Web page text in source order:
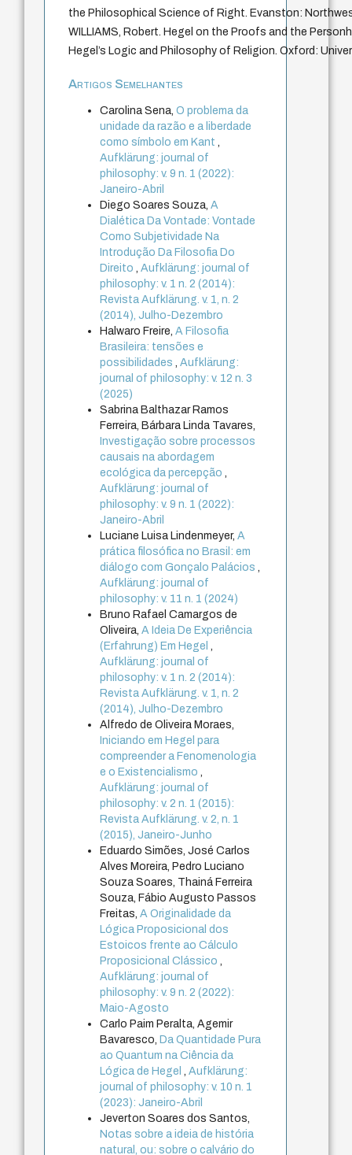
the Philosophical Science of Right. Evanston:
WILLIAMS, Robert. Hegel on the Proofs and the
Hegel’s Logic and Philosophy of Religion. Oxford:
Artigos Semelhantes
Carolina Sena,O problema da
unidade da razão e a liberdade
como símbolo em Kant,
Aufklärung: journal of
philosophy: v. 9 n. 1 (2022):
Janeiro-Abril
Diego Soares Souza,A
Dialética Da Vontade: Vontade
Como Subjetividade Na
Introdução Da Filosofia Do
Direito,Aufklärung: journal of
philosophy: v. 1 n. 2 (2014):
Revista Aufklärung. v. 1, n. 2
(2014), Julho-Dezembro
Halwaro Freire,A Filosofia
Brasileira: tensões e
possibilidades,Aufklärung:
journal of philosophy: v. 12 n. 3
(2025)
Sabrina Balthazar Ramos
Ferreira, Bárbara Linda Tavares,
Investigação sobre processos
causais na abordagem
ecológica da percepção,
Aufklärung: journal of
philosophy: v. 9 n. 1 (2022):
Janeiro-Abril
Luciane Luisa Lindenmeyer,A
prática filosófica no Brasil: em
diálogo com Gonçalo Palácios,
Aufklärung: journal of
philosophy: v. 11 n. 1 (2024)
Bruno Rafael Camargos de
Oliveira,A Ideia De Experiência
(Erfahrung) Em Hegel,
Aufklärung: journal of
philosophy: v. 1 n. 2 (2014):
Revista Aufklärung. v. 1, n. 2
(2014), Julho-Dezembro
Alfredo de Oliveira Moraes,
Iniciando em Hegel para
compreender a Fenomenologia
e o Existencialismo,
Aufklärung: journal of
philosophy: v. 2 n. 1 (2015):
Revista Aufklärung. v. 2, n. 1
(2015), Janeiro-Junho
Eduardo Simões, José Carlos
Alves Moreira, Pedro Luciano
Souza Soares, Thainá Ferreira
Souza, Fábio Augusto Passos
Freitas,A Originalidade da
Lógica Proposicional dos
Estoicos frente ao Cálculo
Proposicional Clássico,
Aufklärung: journal of
philosophy: v. 9 n. 2 (2022):
Maio-Agosto
Carlo Paim Peralta, Agemir
Bavaresco, Da Quantidade Pura
ao Quantum na Ciência da
Lógica de Hegel,Aufklärung:
journal of philosophy: v. 10 n. 1
(2023): Janeiro-Abril
Jeverton Soares dos Santos,
Notas sobre a ideia de história
natural, ou: sobre o calvário do